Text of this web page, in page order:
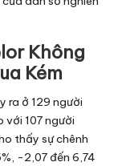
Không
Kém
ra ở 129 người
với 107 người
thấy sự chênh
-2,07 đến 6,74